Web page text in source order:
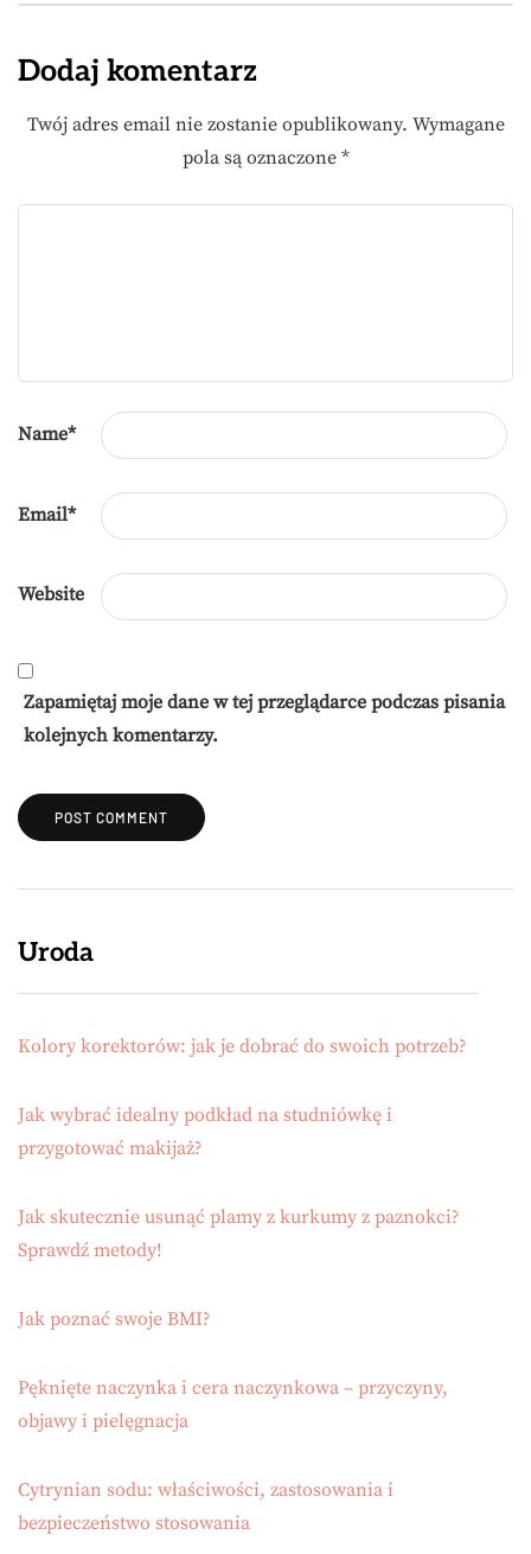
Dodaj komentarz
Twój adres email nie zostanie opublikowany. Wymagane
pola są oznaczone *
Name*
Email*
Website
Zapamiętaj moje dane w tej przeglądarce podczas pisania
kolejnych komentarzy.
Uroda
Kolory korektorów: jak je dobrać do swoich potrzeb?
Jak wybrać idealny podkład na studniówkę i
przygotować makijaż?
Jak skutecznie usunąć plamy z kurkumy z paznokci?
Sprawdź metody!
Jak poznać swoje BMI?
Pęknięte naczynka i cera naczynkowa – przyczyny,
objawy i pielęgnacja
Cytrynian sodu: właściwości, zastosowania i
bezpieczeństwo stosowania